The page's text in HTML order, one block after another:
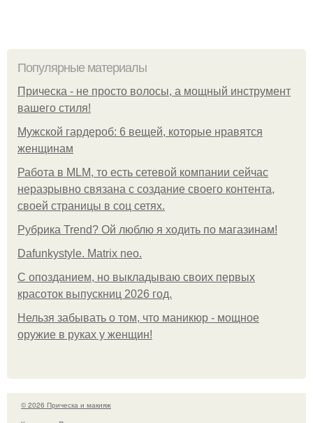
Популярные материалы
Прическа - не просто волосы, а мощный инструмент
вашего стиля!
Мужской гардероб: 6 вещей, которые нравятся
женщинам
Работа в MLM, то есть сетевой компании сейчас
неразрывно связана с создание своего контента,
своей страницы в соц сетях.
Рубрика Trend? Ой люблю я ходить по магазинам!
Dafunkystyle. Matrix neo.
С опозданием, но выкладываю своих первых
красоток выпускниц 2026 год.
Нельзя забывать о том, что маникюр - мощное
оружие в руках у женщин!
© 2026 Прическа и макияж